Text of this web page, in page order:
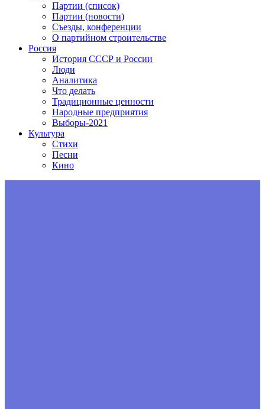
Партии (список)
Партии (новости)
Съезды, конференции
О партийном строительстве
Россия
История СССР и России
Люди
Аналитика
Что делать
Традиционные ценности
Народные предприятия
Выборы-2021
Культура
Стихи
Песни
Кино